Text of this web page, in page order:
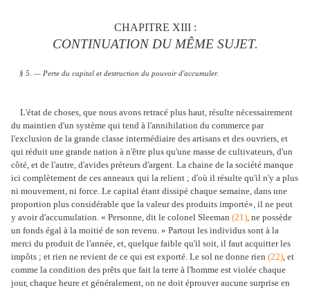
CHAPITRE XIII :
CONTINUATION DU MÊME SUJET.
§ 5. — Perte du capital et destruction du pouvoir d'accumuler.
L'état de choses, que nous avons retracé plus haut, résulte nécessairement
du maintien d'un système qui tend à l'annihilation du commerce par
l'exclusion de la grande classe intermédiaire des artisans et des ouvriers, et
qui réduit une grande nation à n'être plus qu'une masse de cultivateurs, d'un
côté, et de l'autre, d'avides préteurs d'argent. La chaine de la société manque
ici complètement de ces anneaux qui la relient ; d'où il résulte qu'il n'y a plus
ni mouvement, ni force. Le capital étant dissipé chaque semaine, dans une
proportion plus considérable que la valeur des produits importé», il ne peut
y avoir d'accumulation. « Personne, dit le colonel Sleeman (21), ne possède
un fonds égal à la moitié de son revenu. » Partout les individus sont à la
merci du produit de l'année, et, quelque faible qu'il soit, il faut acquitter les
impôts ; et rien ne revient de ce qui est exporté. Le sol ne donne rien (22), et
comme la condition des prêts que fait la terre à l'homme est violée chaque
jour, chaque heure et généralement, on ne doit éprouver aucune surprise en